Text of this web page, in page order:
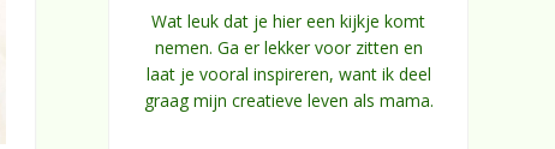
Wat leuk dat je hier een kijkje komt
nemen. Ga er lekker voor zitten en
laat je vooral inspireren, want ik deel
graag mijn creatieve leven als mama.